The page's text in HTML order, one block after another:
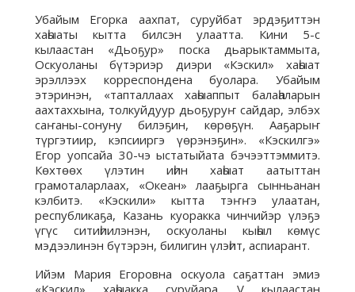
Убайым Егорка аахпат, суруйбат эрдэҕиттэн
хаһыаты кытта билсэн улаатта. Кини 5-с
кылаастан «Дьоҕур» поска дьарыктаммыта,
Оскуоланы бүтэриэр диэри «Кэскил» хаһыат
эрэллээх корреспондена буолара. Убайым
этэринэн, «тапталлаах хаһыаппыт балаһаларын
аахтаххына, толкуйдуур дьоҕуруҥ сайдар, элбэх
саҥаны-сонуну билэҕин, көрөҕүн. Ааҕарыҥ
түргэтиир, кэпсииргэ үөрэнэҕин». «Кэскилгэ»
Егор уопсайа 30-чэ ыстатыйата бэчээттэммитэ.
Көхтөөх үлэтин иһин хаһыат аатыттан
грамоталарлаах, «Океан» лааҕырга сынньанан
кэлбитэ. «Кэскили» кытта тэҥҥэ улаатан,
республикаҕа, Казань куоракка чинчийэр үлэҕэ
үгүс ситиһиилэнэн, оскуоланы кыһыл көмүс
мэдээлинэн бүтэрэн, билигин үлэһит, аспиарант.
Ийэм Мария Егоровна оскуола саҕаттан эмиэ